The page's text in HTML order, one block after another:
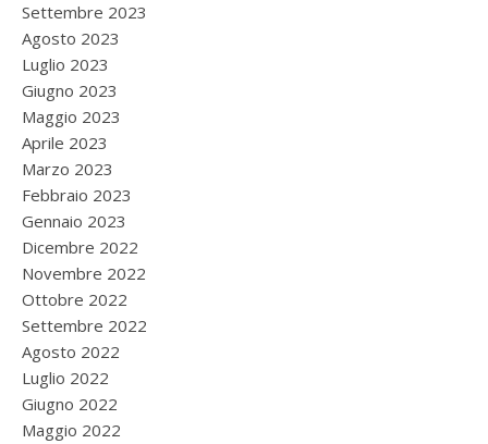
Settembre 2023
Agosto 2023
Luglio 2023
Giugno 2023
Maggio 2023
Aprile 2023
Marzo 2023
Febbraio 2023
Gennaio 2023
Dicembre 2022
Novembre 2022
Ottobre 2022
Settembre 2022
Agosto 2022
Luglio 2022
Giugno 2022
Maggio 2022